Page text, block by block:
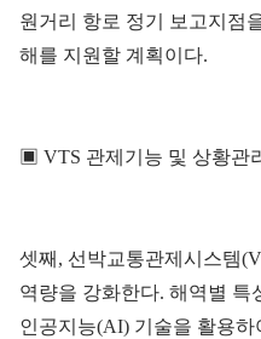
원거리 항로 정기 보고지점
해를 지원할 계획이다.
▣ VTS 관제기능 및 상황관
셋째, 선박교통관제시스템
역량을 강화한다. 해역별 특
인공지능(AI) 기술을 활용